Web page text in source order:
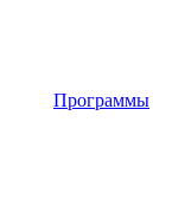
Программы